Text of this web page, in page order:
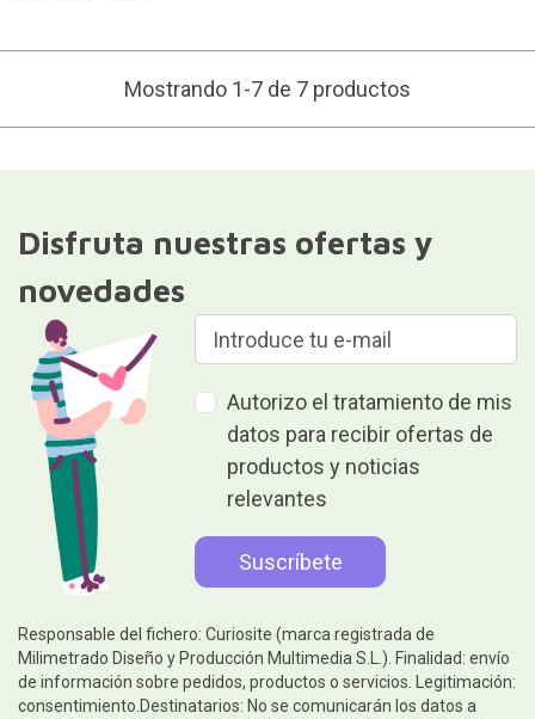
Mostrando 1-7 de 7 productos
Disfruta nuestras ofertas y
novedades
Autorizo el tratamiento de mis
datos para recibir ofertas de
productos y noticias
relevantes
Responsable del fichero: Curiosite (marca registrada de
Milimetrado Diseño y Producción Multimedia S.L.). Finalidad: envío
de información sobre pedidos, productos o servicios. Legitimación:
consentimiento.Destinatarios: No se comunicarán los datos a